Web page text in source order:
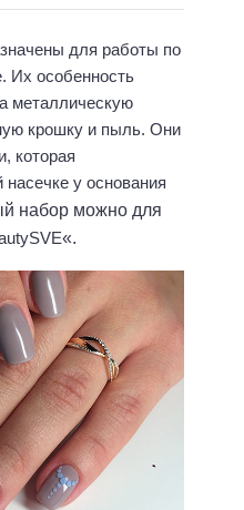
для работы по
Их особенность
металлическую
крошку и пыль. Они
которая
у основания
набор можно для
«.